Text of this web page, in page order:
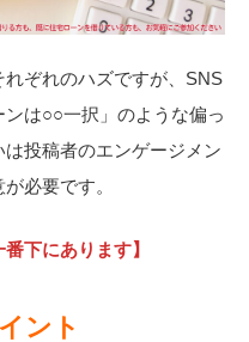
ぞれのハズですが、SNS
は○○一択」のような偏っ
投稿者のエンゲージメン
必要です。
下にあります】
ント